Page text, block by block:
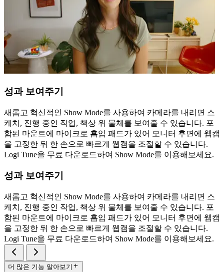
성과 보여주기
새롭고 혁신적인 Show Mode를 사용하여 카메라를 내리면 스
케치, 진행 중인 작업, 책상 위 물체를 보여줄 수 있습니다. 포
함된 마운트에 마이크로 흡입 패드가 있어 모니터 후면에 웹캠
을 고정한 뒤 한 손으로 빠르게 웹캠을 조절할 수 있습니다.
Logi Tune을 무료 다운로드하여 Show Mode를 이용해보세요.
성과 보여주기
새롭고 혁신적인 Show Mode를 사용하여 카메라를 내리면 스
케치, 진행 중인 작업, 책상 위 물체를 보여줄 수 있습니다. 포
함된 마운트에 마이크로 흡입 패드가 있어 모니터 후면에 웹캠
을 고정한 뒤 한 손으로 빠르게 웹캠을 조절할 수 있습니다.
Logi Tune을 무료 다운로드하여 Show Mode를 이용해보세요.
더 많은 기능 알아보기